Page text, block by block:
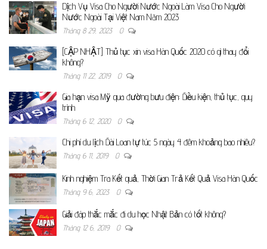
Dịch Vụ Visa Cho Người Nước Ngoài Làm Visa Cho Người
Nước Ngoài Tại Việt Nam Năm 2023
Tháng 8 29, 2023 0
[CẬP NHẬT] Thủ tục xin visa Hàn Quốc 2020 có gì thay đổi
không?
Tháng 11 22, 2019 0
Gia hạn visa Mỹ qua đường bưu điện: Điều kiện, thủ tục, quy
trình
Tháng 6 12, 2020 0
Chi phí du lịch Đài Loan tự túc 5 ngày 4 đêm khoảng bao nhiêu?
Tháng 6 11, 2019 0
Kinh nghiệm Tra Kết quả, Thời Gian Trả Kết Quả Visa Hàn Quốc
Tháng 9 6, 2023 0
Giải đáp thắc mắc đi du học Nhật Bản có tốt không?
Tháng 12 6, 2019 0